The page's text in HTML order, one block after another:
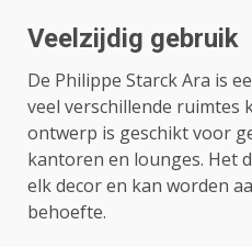
Veelzijdig gebruik
De Philippe Starck Ara is
veel verschillende ruimtes
ontwerp is geschikt voor
kantoren en lounges. Het
elk decor en kan worden
behoefte.